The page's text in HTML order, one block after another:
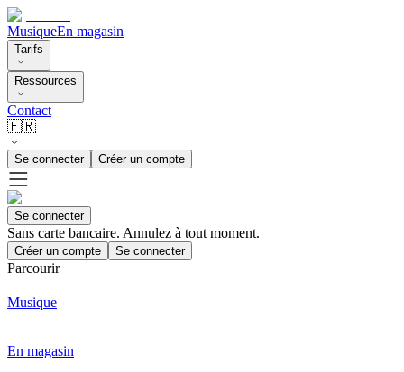
MusiqueEn magasin
Tarifs
Ressources
Contact
🇫🇷
Se connecter Créer un compte
Se connecter
Sans carte bancaire. Annulez à tout moment.
Créer un compte Se connecter
Parcourir
Musique
En magasin